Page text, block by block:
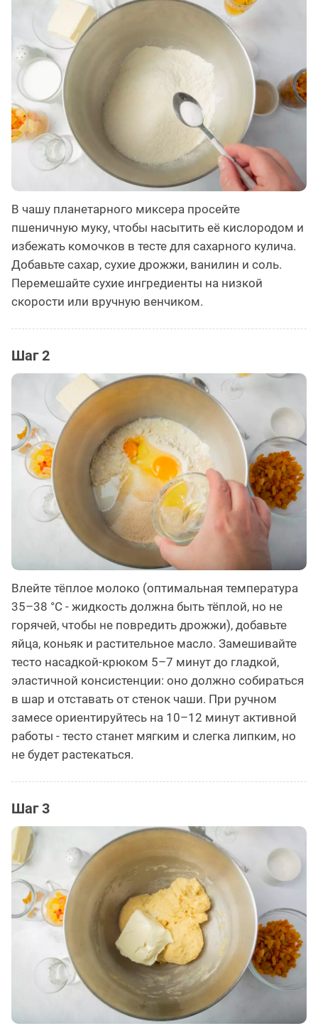
В чашу планетарного миксера просейте
пшеничную муку, чтобы насытить её кислородом и
избежать комочков в тесте для сахарного кулича.
Добавьте сахар, сухие дрожжи, ванилин и соль.
Перемешайте сухие ингредиенты на низкой
скорости или вручную венчиком.
Шаг 2
Влейте тёплое молоко (оптимальная температура
35–38 °C - жидкость должна быть тёплой, но не
горячей, чтобы не повредить дрожжи), добавьте
яйца, коньяк и растительное масло. Замешивайте
тесто насадкой-крюком 5–7 минут до гладкой,
эластичной консистенции: оно должно собираться
в шар и отставать от стенок чаши. При ручном
замесе ориентируйтесь на 10–12 минут активной
работы - тесто станет мягким и слегка липким, но
не будет растекаться.
Шаг 3